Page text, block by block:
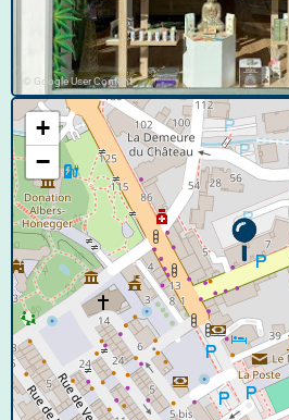
© Google User Content
+
−